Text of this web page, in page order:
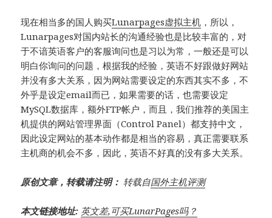
现在相当多的国人购买Lunarpages虚拟主机 ，所以，
Lunarpages对国内站长的沟通经验也是比较丰富的，对
于不谙英语客户的客服询问也是习以为常，一般还是可以
明白你询问的问题，根据我的经验，英语不好跟做好网站
并没有多大关系，因为网站需要设定的东西其实不多，不
外乎是设定email而已，如果需要的话，也需要设定
MySQL数据库，额外FTP帐户，而且，我们推荐的美国主
机提供的网站管理界面（Control Panel）都支持中文，
因此设定网站的基本动作都是相当的容易，真正需要联系
主机商的机会不多，因此，英语不好真的没有多大关系。
原创文章，转载请注明： 转载自国外主机评测
本文链接地址: 英文差,可买LunarPages吗？